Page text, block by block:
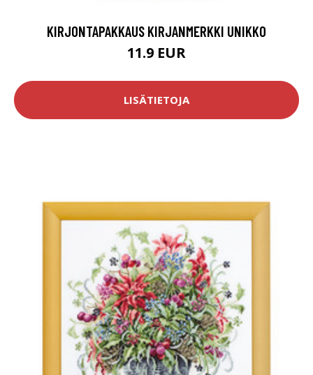
KIRJONTAPAKKAUS KIRJANMERKKI UNIKKO
11.9 EUR
LISÄTIETOJA